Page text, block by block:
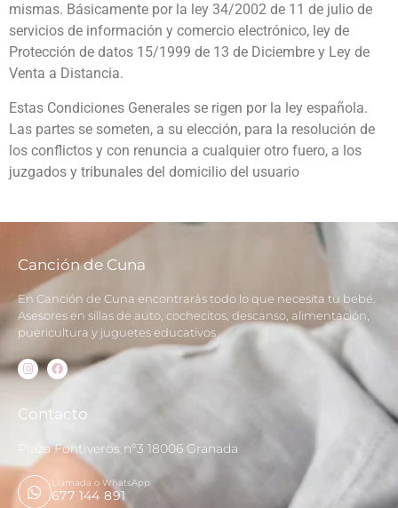
mismas. Básicamente por la ley 34/2002 de 11 de julio de
servicios de información y comercio electrónico, ley de
Protección de datos 15/1999 de 13 de Diciembre y Ley de
Venta a Distancia.
Estas Condiciones Generales se rigen por la ley española.
Las partes se someten, a su elección, para la resolución de
los conflictos y con renuncia a cualquier otro fuero, a los
juzgados y tribunales del domicilio del usuario
Canción de Cuna
En Canción de Cuna encontrarás todo lo que necesita tu bebé.
Asesores en sillas de auto, cochecitos, descanso, alimentación,
puericultura y juguetes educativos
Contacto
Plaza Fontiveros nº3 18006 Granada
Llamada o WhatsApp
677 144 891